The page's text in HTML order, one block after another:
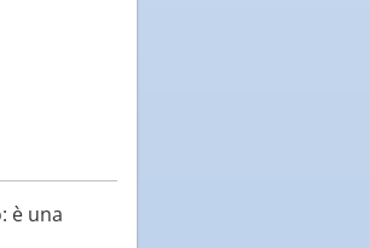
è una